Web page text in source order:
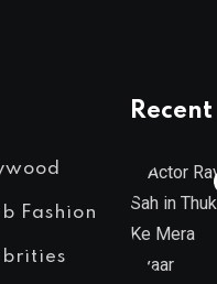
Fashion